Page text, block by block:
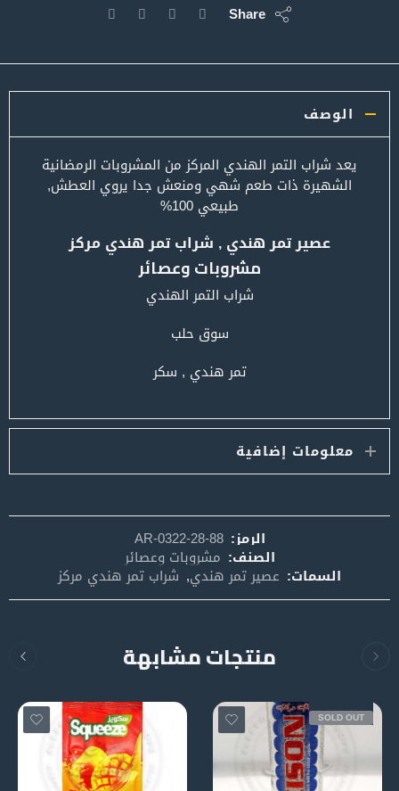
Share
الوصف
يعد شراب التمر الهندي المركز من المشروبات الرمضانية
الشهيرة ذات طعم شهي ومنعش جدا يروي العطش,
طبيعي 100%
عصير تمر هندي , شراب تمر هندي مركز
مشروبات وعصائر
شراب التمر الهندي
سوق حلب
تمر هندي , سكر
معلومات إضافية
الرمز: AR-0322-28-88
الصنف: مشروبات وعصائر
السمات: عصير تمر هندي, شراب تمر هندي مركز
منتجات مشابهة
SOLD OUT